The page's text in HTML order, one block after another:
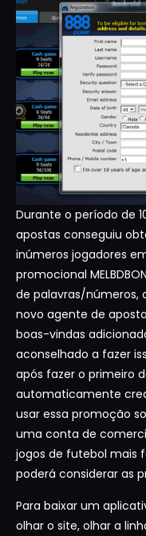
Durante o período de
apostas conseguiu
inúmeros jogadores
promocional
de palavras/números,
novo agente de
boas-vindas
aconselhado a fazer
após fazer o primeiro
automaticamente
usar essa promoção
uma conta de
jogos de futebol mais
poderá considerar as
Para baixar um
olhar o site, olhar a